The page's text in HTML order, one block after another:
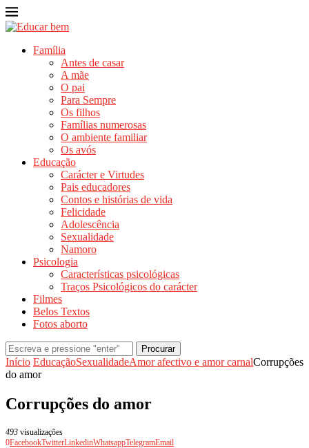
Família
Antes de casar
A mãe
O pai
Para Sempre
Os filhos
Famílias numerosas
O ambiente familiar
Os avós
Educação
Carácter e Virtudes
Pais educadores
Contos e histórias de vida
Felicidade
Adolescência
Sexualidade
Namoro
Psicologia
Características psicológicas
Traços Psicológicos do carácter
Filmes
Belos Textos
Fotos aborto
Procurar
Início EducaçãoSexualidadeAmor afectivo e amor carnalCorrupções
do amor
Corrupções do amor
493 visualizações
0FacebookTwitterLinkedinWhatsappTelegramEmail